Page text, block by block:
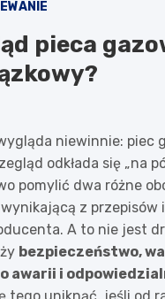
pieca
niewinnie: piec
odkłada się „na
pomylić dwa różne
z przepisów i
A to nie jest
bezpieczeństwo,
awarii i